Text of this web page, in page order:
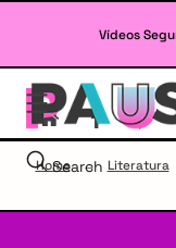
Vídeos
Search
Home → Literatura